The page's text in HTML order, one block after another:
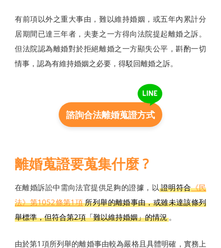
有前項以外之重大事由，難以維持婚姻，或五年內累計分
居期間已達三年者，夫妻之一方得向法院提起離婚之訴。
但法院認為離婚對於拒絕離婚之一方顯失公平，斟酌一切
情事，認為有維持婚姻之必要，得駁回離婚之訴。
諮詢合法離婚蒐證方式
離婚蒐證要蒐集什麼 ?
在離婚訴訟中需向法官提供足夠的證據，以 證明符合《民
法》第1052條第1項所列舉的離婚事由，或雖未達該條列
舉標準，但符合第2項「難以維持婚姻」的情況 。
由於第1項所列舉的離婚事由較為嚴格且具體明確，實務上